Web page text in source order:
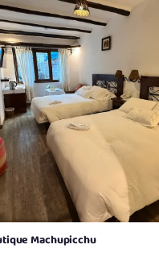
Machupicchu